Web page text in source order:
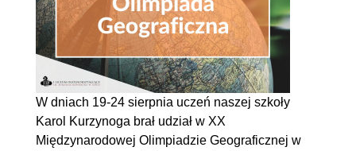
W dniach 19-24 sierpnia uczeń naszej szkoły
Karol Kurzynoga brał udział w XX
Międzynarodowej Olimpiadzie Geograficznej w